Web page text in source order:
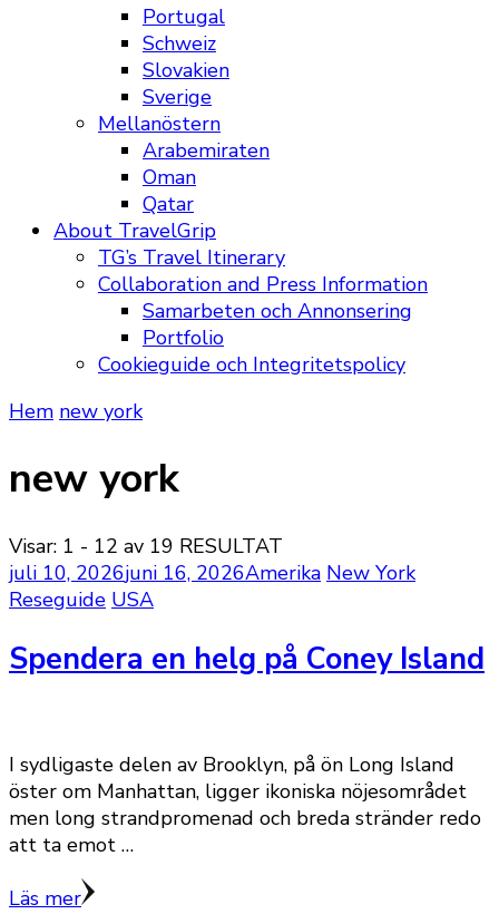
Portugal
Schweiz
Slovakien
Sverige
Mellanöstern
Arabemiraten
Oman
Qatar
About TravelGrip
TG’s Travel Itinerary
Collaboration and Press Information
Samarbeten och Annonsering
Portfolio
Cookieguide och Integritetspolicy
Hem new york
new york
Visar: 1 - 12 av 19 RESULTAT
juli 10, 2026juni 16, 2026Amerika New York
Reseguide USA
Spendera en helg på Coney Island
I sydligaste delen av Brooklyn, på ön Long Island
öster om Manhattan, ligger ikoniska nöjesområdet
men long strandpromenad och breda stränder redo
att ta emot …
Läs mer